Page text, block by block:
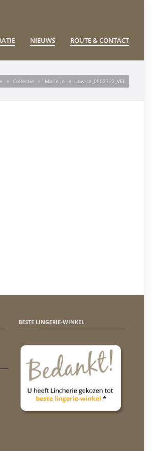
NIEUWS ROUTE & CONTACT
» Collectie » Marie Jo » Low-ca_0502732_VEL
BESTE LINGERIE-WINKEL